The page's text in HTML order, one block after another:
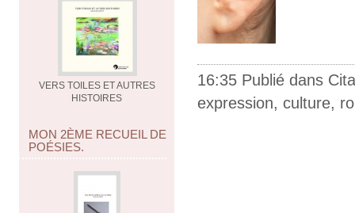
VERS TOILES ET AUTRES
HISTOIRES
MON 2ÈME RECUEIL DE
POÉSIES.
16:35 Publié dans
expression, culture,